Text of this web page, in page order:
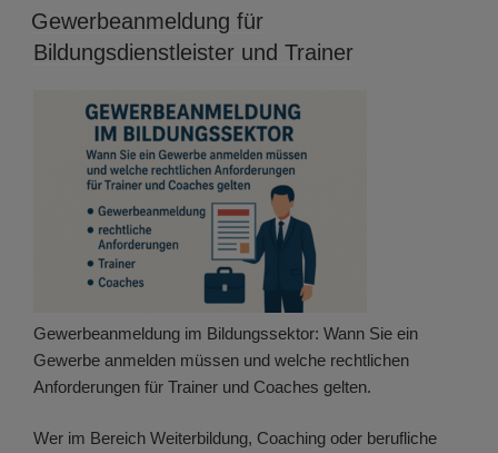
AM
Gewerbeanmeldung für
Bildungsdienstleister und Trainer
Gewerbeanmeldung im Bildungssektor: Wann Sie ein
Gewerbe anmelden müssen und welche rechtlichen
Anforderungen für Trainer und Coaches gelten.
Wer im Bereich Weiterbildung, Coaching oder berufliche